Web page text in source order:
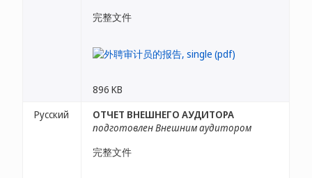
完整文件
896 KB
Русский
ОТЧЕТ ВНЕШНЕГО АУДИТОРА
подготовлен Внешним аудитором
完整文件